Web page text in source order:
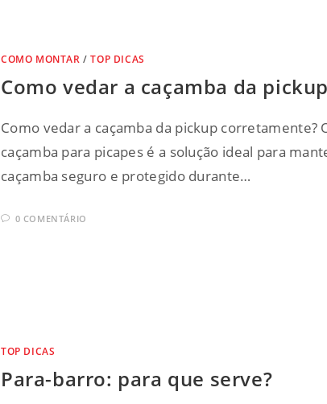
COMO MONTAR /TOP DICAS
Como vedar a caçamba da
Como vedar a caçamba da pickup corretamente?
caçamba para picapes é a solução ideal para
caçamba seguro e protegido durante…
0 COMENTÁRIO
TOP DICAS
Para-barro: para que serve?